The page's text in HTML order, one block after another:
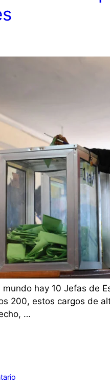
mundo hay 10 Jefas de
200, estos cargos de
…